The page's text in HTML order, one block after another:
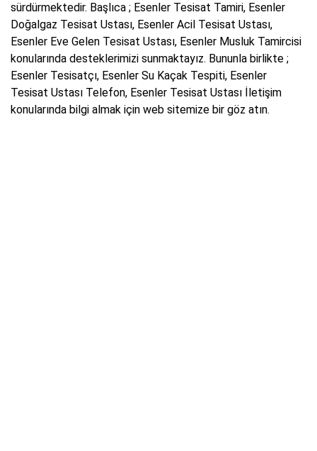
sürdürmektedir. Başlıca ; Esenler Tesisat Tamiri, Esenler
Doğalgaz Tesisat Ustası, Esenler Acil Tesisat Ustası,
Esenler Eve Gelen Tesisat Ustası, Esenler Musluk Tamircisi
konularında desteklerimizi sunmaktayız. Bununla birlikte ;
Esenler Tesisatçı, Esenler Su Kaçak Tespiti, Esenler
Tesisat Ustası Telefon, Esenler Tesisat Ustası İletişim
konularında bilgi almak için web sitemize bir göz atın.